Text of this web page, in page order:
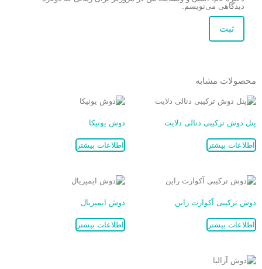
دیدگاهی می‌نویسم.
محصولات مشابه
پنل دوش ترکیبی دنالی دلایت
اطلاعات بیشتر
دوش یونیکا
اطلاعات بیشتر
دوش ترکیبی آکوارت راین
اطلاعات بیشتر
دوش ایمپریال
اطلاعات بیشتر